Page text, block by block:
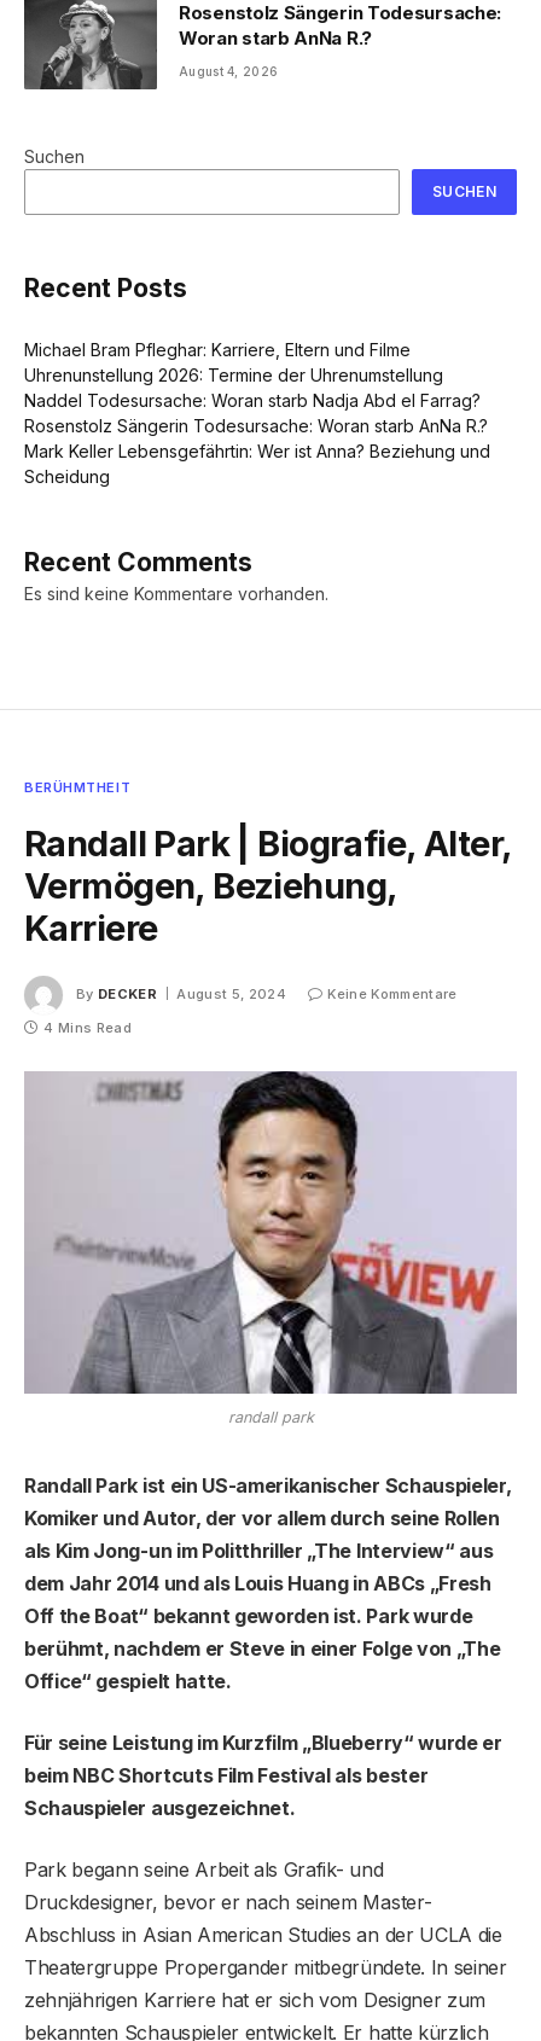
Rosenstolz Sängerin Todesursache:
Woran starb AnNa R.?
August 4, 2026
Suchen
SUCHEN
Recent Posts
Michael Bram Pfleghar: Karriere, Eltern und Filme
Uhrenunstellung 2026: Termine der Uhrenumstellung
Naddel Todesursache: Woran starb Nadja Abd el Farrag?
Rosenstolz Sängerin Todesursache: Woran starb AnNa R.?
Mark Keller Lebensgefährtin: Wer ist Anna? Beziehung und
Scheidung
Recent Comments
Es sind keine Kommentare vorhanden.
BERÜHMTHEIT
Randall Park | Biografie, Alter,
Vermögen, Beziehung,
Karriere
By DECKER August 5, 2024
Keine Kommentare
4 Mins Read
randall park
Randall Park ist ein US-amerikanischer Schauspieler,
Komiker und Autor, der vor allem durch seine Rollen
als Kim Jong-un im Politthriller „The Interview“ aus
dem Jahr 2014 und als Louis Huang in ABCs „Fresh
Off the Boat“ bekannt geworden ist. Park wurde
berühmt, nachdem er Steve in einer Folge von „The
Office“ gespielt hatte.
Für seine Leistung im Kurzfilm „Blueberry“ wurde er
beim NBC Shortcuts Film Festival als bester
Schauspieler ausgezeichnet.
Park begann seine Arbeit als Grafik- und
Druckdesigner, bevor er nach seinem Master-
Abschluss in Asian American Studies an der UCLA die
Theatergruppe Propergander mitbegründete. In seiner
zehnjährigen Karriere hat er sich vom Designer zum
bekannten Schauspieler entwickelt. Er hatte kürzlich